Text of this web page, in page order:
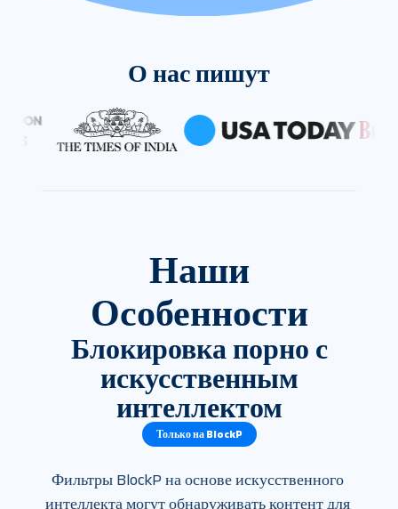
О нас пишут
Наши
Особенности
Блокировка порно с
искусственным
интеллектом
Только на BlockP
Фильтры BlockP на основе искусственного
интеллекта могут обнаруживать контент для